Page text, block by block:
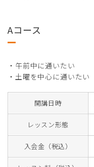
Aコース
・午前中に通いたい
・土曜を中心に通いたい
開講日時
レッスン形態
入会金（税込）